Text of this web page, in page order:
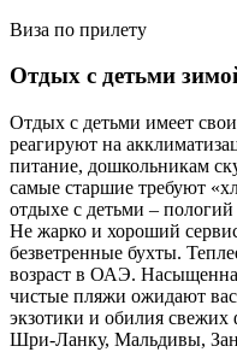
Виза по прилету
Отдых с детьми
Отдых с детьми имеет
реагируют на
питание, дошкольникам
самые старшие требуют
отдыхе с детьми –
Не жарко и хороший
безветренные бухты.
возраст в ОАЭ.
чистые пляжи ожидают
экзотики и обилия свежих
Шри-Ланку, Мальдивы,